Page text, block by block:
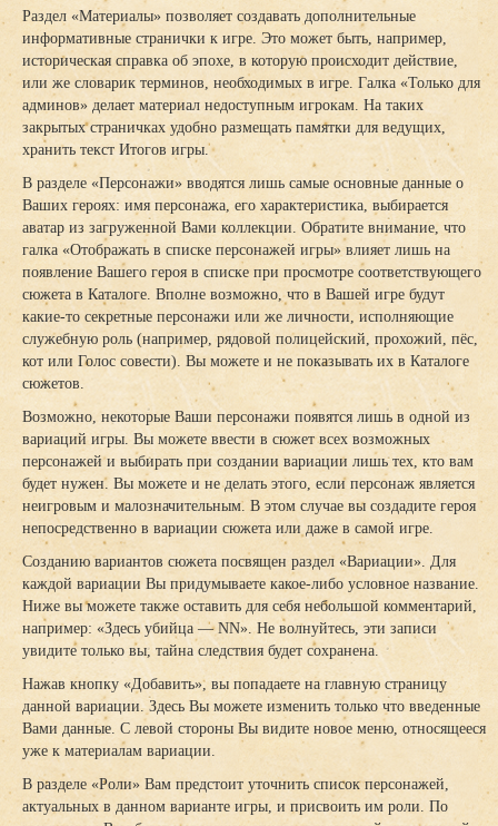
Раздел «Материалы» позволяет создавать дополнительные
информативные странички к игре. Это может быть, например,
историческая справка об эпохе, в которую происходит действие,
или же словарик терминов, необходимых в игре. Галка «Только для
админов» делает материал недоступным игрокам. На таких
закрытых страничках удобно размещать памятки для ведущих,
хранить текст Итогов игры.
В разделе «Персонажи» вводятся лишь самые основные данные о
Ваших героях: имя персонажа, его характеристика, выбирается
аватар из загруженной Вами коллекции. Обратите внимание, что
галка «Отображать в списке персонажей игры» влияет лишь на
появление Вашего героя в списке при просмотре соответствующего
сюжета в Каталоге. Вполне возможно, что в Вашей игре будут
какие-то секретные персонажи или же личности, исполняющие
служебную роль (например, рядовой полицейский, прохожий, пёс,
кот или Голос совести). Вы можете и не показывать их в Каталоге
сюжетов.
Возможно, некоторые Ваши персонажи появятся лишь в одной из
вариаций игры. Вы можете ввести в сюжет всех возможных
персонажей и выбирать при создании вариации лишь тех, кто вам
будет нужен. Вы можете и не делать этого, если персонаж является
неигровым и малозначительным. В этом случае вы создадите героя
непосредственно в вариации сюжета или даже в самой игре.
Созданию вариантов сюжета посвящен раздел «Вариации». Для
каждой вариации Вы придумываете какое-либо условное название.
Ниже вы можете также оставить для себя небольшой комментарий,
например: «Здесь убийца — NN». Не волнуйтесь, эти записи
увидите только вы, тайна следствия будет сохранена.
Нажав кнопку «Добавить», вы попадаете на главную страницу
данной вариации. Здесь Вы можете изменить только что введенные
Вами данные. С левой стороны Вы видите новое меню, относящееся
уже к материалам вариации.
В разделе «Роли» Вам предстоит уточнить список персонажей,
актуальных в данном варианте игры, и присвоить им роли. По